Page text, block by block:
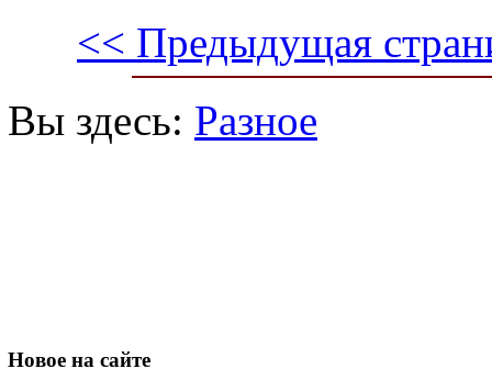
<< Предыдущая
Вы здесь: Разное
Новое на сайте